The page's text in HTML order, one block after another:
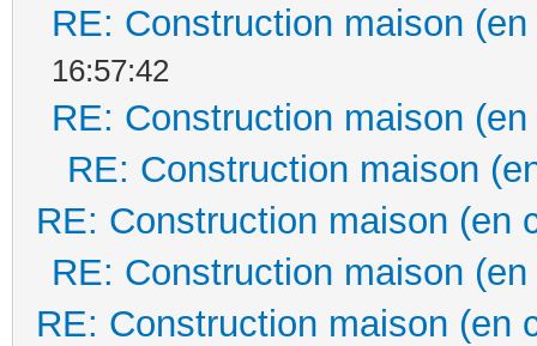
RE: Construction maison
16:57:42
RE: Construction maison
RE: Construction maison
RE: Construction maison (en
RE: Construction maison
RE: Construction maison (en